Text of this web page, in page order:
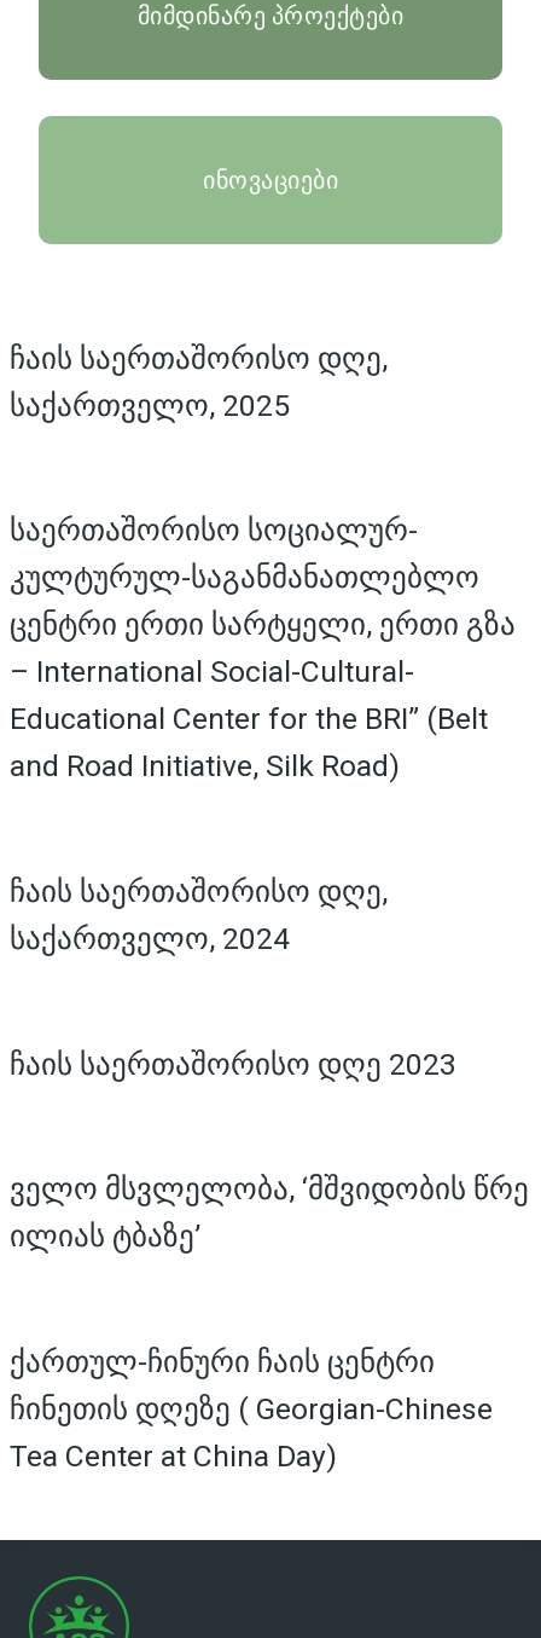
მიმდინარე პროექტები
ინოვაციები
ჩაის საერთაშორისო დღე,
საქართველო, 2025
საერთაშორისო სოციალურ-
კულტურულ-საგანმანათლებლო
ცენტრი ერთი სარტყელი, ერთი გზა
– International Social-Cultural-
Educational Center for the BRI” (Belt
and Road Initiative, Silk Road)
ჩაის საერთაშორისო დღე,
საქართველო, 2024
ჩაის საერთაშორისო დღე 2023
ველო მსვლელობა, ‘მშვიდობის წრე
ილიას ტბაზე’
ქართულ-ჩინური ჩაის ცენტრი
ჩინეთის დღეზე ( Georgian-Chinese
Tea Center at China Day)